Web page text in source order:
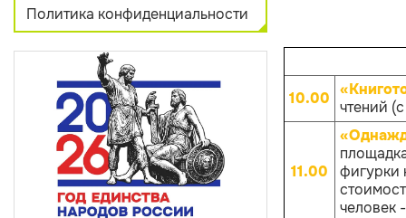
Политика конфиденциальности
10.00 чтений
11.00
фигурки
человек